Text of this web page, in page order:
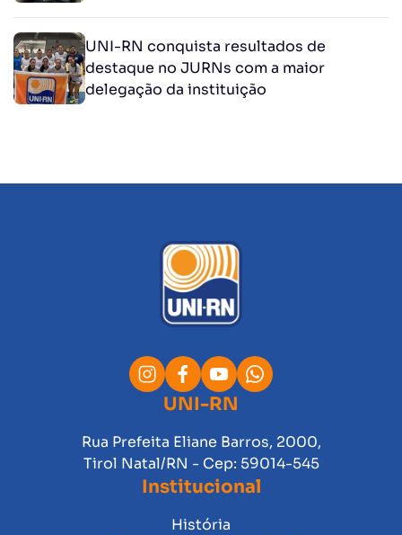
UNI-RN conquista resultados de
destaque no JURNs com a maior
delegação da instituição
UNI-RN
Rua Prefeita Eliane Barros, 2000,
Tirol Natal/RN - Cep: 59014-545
Institucional
História